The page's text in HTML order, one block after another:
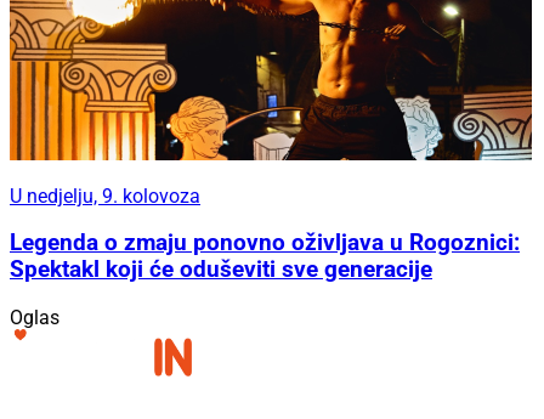
U nedjelju, 9. kolovoza
Legenda o zmaju ponovno oživljava u Rogoznici:
Spektakl koji će oduševiti sve generacije
Oglas